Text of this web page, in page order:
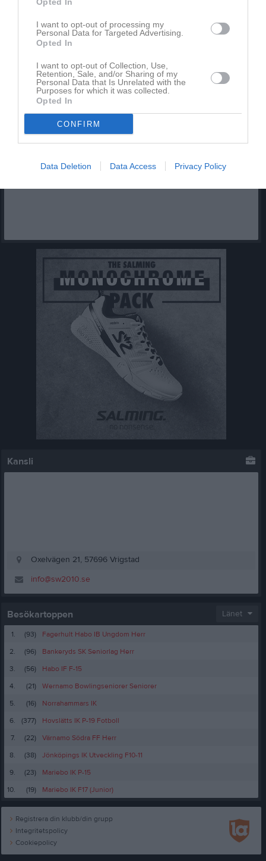
I want to opt-out of processing my
Personal Data for Targeted Advertising.
Opted In
I want to opt-out of Collection, Use,
Retention, Sale, and/or Sharing of my
Personal Data that Is Unrelated with the
Purposes for which it was collected.
Opted In
CONFIRM
Data Deletion Data Access Privacy Policy
På gång
Inga kommande aktiviteter
Kansli
Oxelvägen 21, 57696 Vrigstad
info@sw2010.se
Besökartoppen Länet
1. (93)
Fagerhult Habo IB Ungdom Herr
2.
(96)
Bankeryds SK Seniorlag Herr
3.
(56)
Habo IF F-15
4.
(21)
Wernamo Bowlingseniorer Seniorer
5.
(16)
Norrahammars IK
6.
(377)
Hovslätts IK P-19 Fotboll
7.
(22)
Värnamo Södra FF Herr
8.
(38)
Jönköpings IK Utveckling F10-11
9.
(23)
Mariebo IK P-15
10.
(19) Mariebo IK F17 (Junior)
Registrera din klubb/din grupp
Integritetspolicy
Cookiepolicy